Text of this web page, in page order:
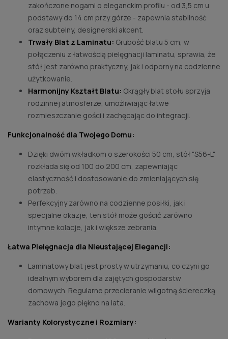
zakończone nogami o eleganckim profilu - od 3,5 cm u
podstawy do 14 cm przy górze - zapewnia stabilność
oraz subtelny, designerski akcent.
Trwały Blat z Laminatu: Grubość blatu 5 cm, w
połączeniu z łatwością pielęgnacji laminatu, sprawia, że
stół jest zarówno praktyczny, jak i odporny na codzienne
użytkowanie.
Harmonijny Kształt Blatu: Okrągły blat stołu sprzyja
rodzinnej atmosferze, umożliwiając łatwe
rozmieszczanie gości i zachęcając do integracji.
Funkcjonalność dla Twojego Domu:
Dzięki dwóm wkładkom o szerokości 50 cm, stół "S56-L"
rozkłada się od 100 do 200 cm, zapewniając
elastyczność i dostosowanie do zmieniających się
potrzeb.
Perfekcyjny zarówno na codzienne posiłki, jak i
specjalne okazje, ten stół może gościć zarówno
intymne kolacje, jak i większe zebrania.
Łatwa Pielęgnacja dla Nieustającej Elegancji:
Laminatowy blat jest prosty w utrzymaniu, co czyni go
idealnym wyborem dla zajętych gospodarstw
domowych. Regularne przecieranie wilgotną ściereczką
zachowa jego piękno na lata.
Warianty Kolorystyczne i Rozmiary: